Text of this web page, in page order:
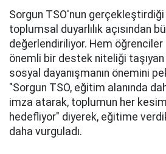
Sorgun TSO'nun gerçekleştirdiği
toplumsal duyarlılık açısından
değerlendiriliyor. Hem
önemli bir destek niteliği
sosyal dayanışmanın önemini
"Sorgun TSO, eğitim alanında
imza atarak, toplumun her
hedefliyor" diyerek, eğitime
daha vurguladı.